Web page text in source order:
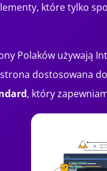
które tylko
Polaków używają
dostosowana
, który